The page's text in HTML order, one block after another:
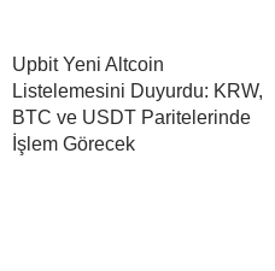
Upbit Yeni Altcoin
Listelemesini Duyurdu: KRW,
BTC ve USDT Paritelerinde
İşlem Görecek